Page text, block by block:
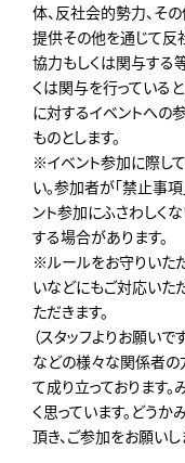
体、反社会的勢力、そ
提供その他を通じて反
協力もしくは関与する
くは関与を行っている
に対するイベントへの
ものとします。
※イベント参加に際して
い。参加者が「禁止事
ント参加にふさわしく
する場合があります。
※ルールをお守りいた
いなどにもご対応いた
ただきます。
（スタッフよりお願い
などの様々な関係者の
て成り立っております
く思っています。どう
頂き、ご参加をお願いし